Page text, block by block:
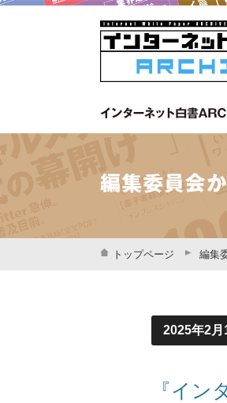
トップページ 編集
2025年2月
『イン